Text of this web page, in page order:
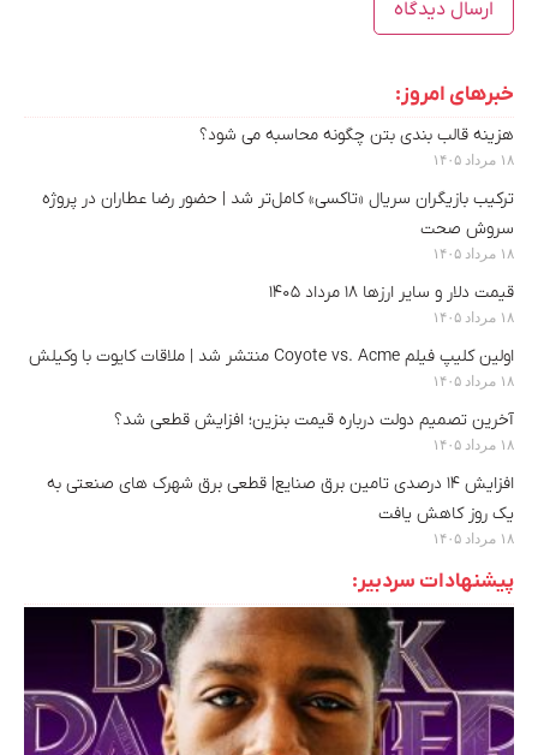
خبرهای امروز:
هزینه قالب بندی بتن چگونه محاسبه می شود؟
۱۸ مرداد ۱۴۰۵
ترکیب بازیگران سریال «تاکسی» کامل‌تر شد | حضور رضا عطاران در پروژه
سروش صحت
۱۸ مرداد ۱۴۰۵
قیمت دلار و سایر ارزها ۱۸ مرداد ۱۴۰۵
۱۸ مرداد ۱۴۰۵
اولین کلیپ فیلم Coyote vs. Acme منتشر شد | ملاقات کایوت با وکیلش
۱۸ مرداد ۱۴۰۵
آخرین تصمیم دولت درباره قیمت بنزین؛ افزایش قطعی شد؟
۱۸ مرداد ۱۴۰۵
افزایش ۱۴ درصدی تامین برق صنایع| قطعی برق شهرک های صنعتی به
یک روز کاهش یافت
۱۸ مرداد ۱۴۰۵
پیشنهادات سردبیر: